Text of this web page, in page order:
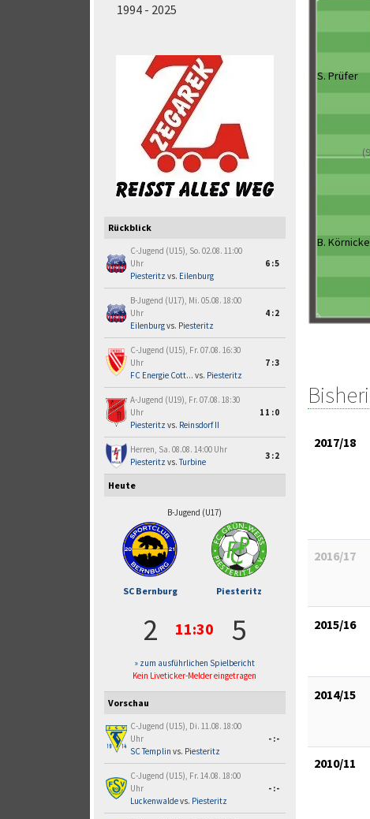
1994 - 2025
Rückblick
C-Jugend (U15), So. 02.08. 11:00
Uhr
Piesteritz vs. Eilenburg
6:5
B-Jugend (U17), Mi. 05.08. 18:00
Uhr
Eilenburgvs. Piesteritz
4:2
C-Jugend (U15), Fr. 07.08. 16:30
Uhr
FC Energie Cott... vs. Piesteritz
7:3
A-Jugend (U19), Fr. 07.08. 18:30
Uhr
Piesteritz vs. Reinsdorf II
11:0
Herren, Sa. 08.08. 14:00 Uhr
Piesteritz vs.Turbine
3:2
Heute
B-Jugend (U17)
SC Bernburg Piesteritz
2 11:30 5
» zum ausführlichen Spielbericht
Kein Liveticker-Melder eingetragen
Vorschau
C-Jugend (U15), Di. 11.08. 18:00
Uhr
SC Templin vs. Piesteritz
-:-
C-Jugend (U15), Fr. 14.08. 18:00
Uhr
Luckenwaldevs. Piesteritz
-:-
S. Prüfer
B. Körnicke
2017/18
2016/17
2015/16
2014/15
2010/11